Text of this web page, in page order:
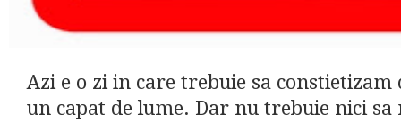
Azi e o zi in care trebuie sa constietizam
un capat de lume. Dar nu trebuie nici sa